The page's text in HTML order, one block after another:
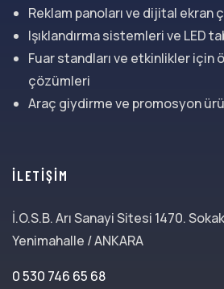
Reklam panoları ve dijital ekran
Işıklandırma sistemleri ve LED
Fuar standları ve etkinlikler için
çözümleri
Araç giydirme ve promosyon
İLETIŞIM
İ.O.S.B. Arı Sanayi Sitesi 1470.
Yenimahalle / ANKARA
0 530 746 65 68